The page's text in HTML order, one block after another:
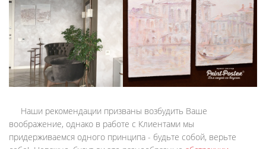
Наши рекомендации призваны возбудить Ваше
воображение, однако в работе с Клиентами мы
придерживаемся одного принципа - будьте собой, верьте